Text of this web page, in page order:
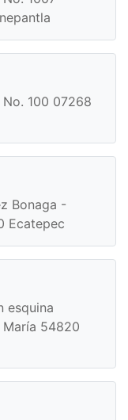
100 07268
Bonaga -
Ecatepec
esquina
María 54820